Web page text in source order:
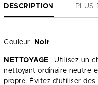
DESCRIPTION PLUS
Couleur: Noir
NETTOYAGE : Utilisez un
nettoyant ordinaire neutre
propre. Évitez d’utiliser des